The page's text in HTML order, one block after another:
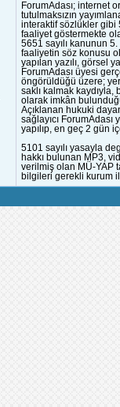
ForumAdası; internet
tutulmaksızın
interaktif sözlükler gibi
faaliyet göstermekte
5651 sayılı kanunun
faaliyetin söz konusu
yapılan yazılı, görsel
ForumAdası üyesi
öngörüldüğü üzere;
saklı kalmak
olarak imkân
Açıklanan hukuki
sağlayıcı
yapılıp, en geç 2 gün
5101 sayılı yasayla
hakkı bulunan MP3,
verilmiş olan MÜ-YAP
bilgileri gerekli kurum